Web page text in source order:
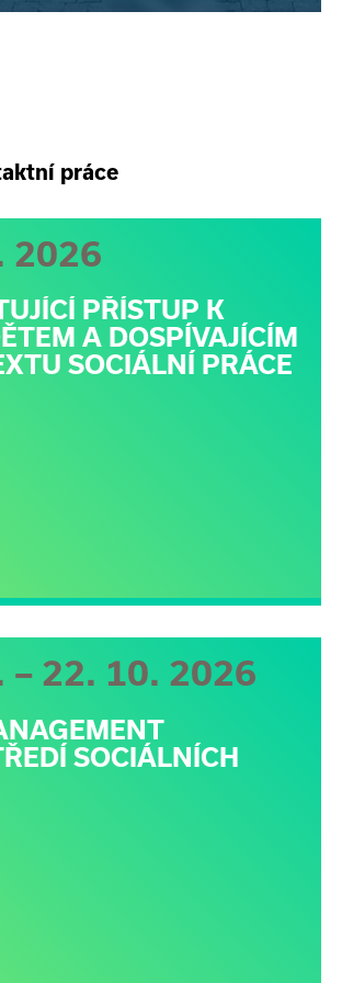
práce
2026
PŘÍSTUP K
A DOSPÍVAJÍCÍM
SOCIÁLNÍ PRÁCE
– 22. 10. 2026
SOCIÁLNÍCH